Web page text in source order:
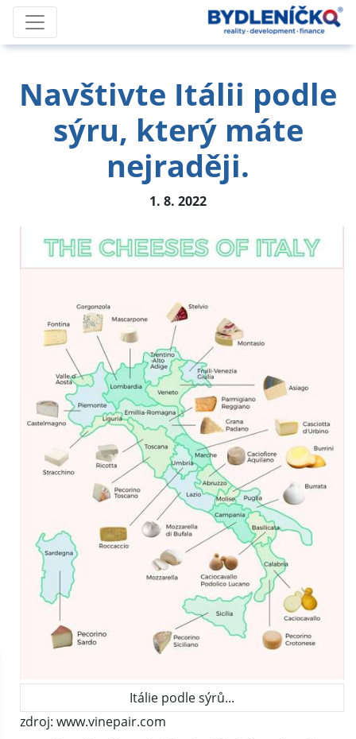
Navštivte Itálii podle
sýru, který máte
nejraději.
1. 8. 2022
Itálie podle sýrů...
zdroj: www.vinepair.com